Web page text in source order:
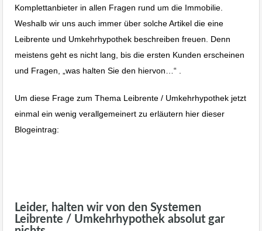
Komplettanbieter in allen Fragen rund um die Immobilie.
Weshalb wir uns auch immer über solche Artikel die eine
Leibrente und Umkehrhypothek beschreiben freuen. Denn
meistens geht es nicht lang, bis die ersten Kunden erscheinen
und Fragen, „was halten Sie den hiervon…“ .
Um diese Frage zum Thema Leibrente / Umkehrhypothek jetzt
einmal ein wenig verallgemeinert zu erläutern hier dieser
Blogeintrag:
Leider, halten wir von den Systemen
Leibrente / Umkehrhypothek absolut gar